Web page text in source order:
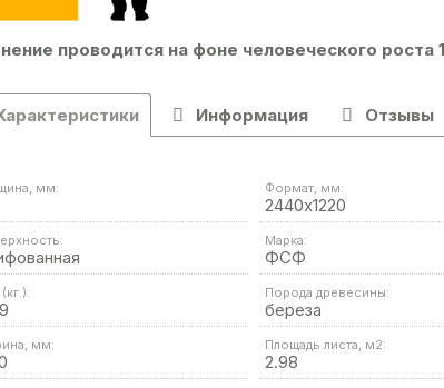
проводится на фоне человеческого роста
Информация Отзывы
мм: Формат, мм:
2440х1220
Марка:
ФСФ
Порода древесины:
береза
мм: Площадь листа, м2:
2.98